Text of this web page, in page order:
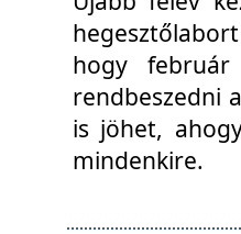
hogy
rendbeszedni
is jöhet,
mindenkire.